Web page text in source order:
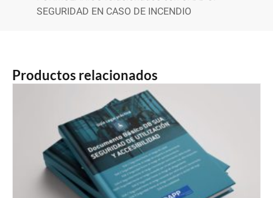
SEGURIDAD EN CASO DE INCENDIO
Productos relacionados